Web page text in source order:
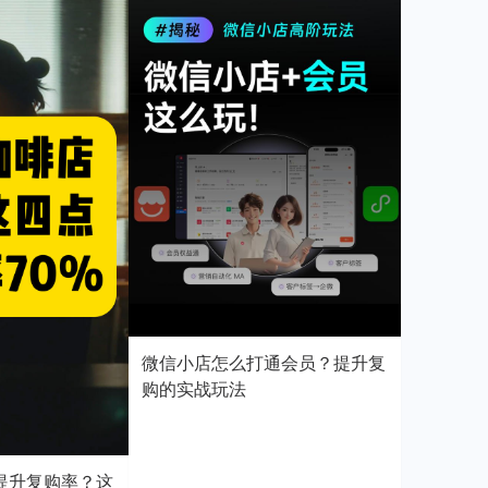
升复购率？这
微信小店怎么打通会员？提升复
购的实战玩法